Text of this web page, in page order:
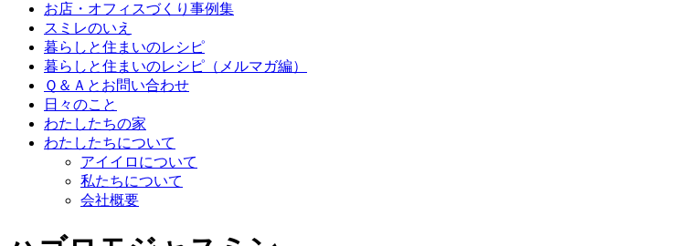
お店・オフィスづくり事例集
スミレのいえ
暮らしと住まいのレシピ
暮らしと住まいのレシピ（メルマガ編）
Ｑ＆Ａとお問い合わせ
日々のこと
わたしたちの家
わたしたちについて
アイイロについて
私たちについて
会社概要